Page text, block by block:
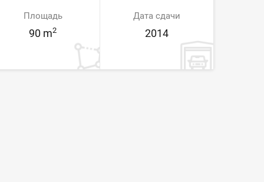
Площадь
90 m2
Дата сдачи
2014